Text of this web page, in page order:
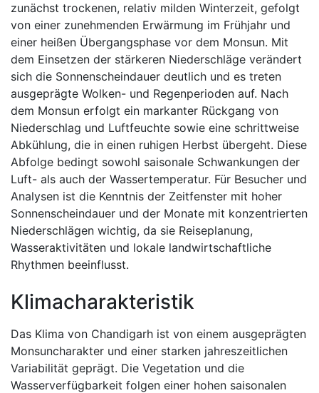
zunächst trockenen, relativ milden Winterzeit, gefolgt
von einer zunehmenden Erwärmung im Frühjahr und
einer heißen Übergangsphase vor dem Monsun. Mit
dem Einsetzen der stärkeren Niederschläge verändert
sich die Sonnenscheindauer deutlich und es treten
ausgeprägte Wolken- und Regenperioden auf. Nach
dem Monsun erfolgt ein markanter Rückgang von
Niederschlag und Luftfeuchte sowie eine schrittweise
Abkühlung, die in einen ruhigen Herbst übergeht. Diese
Abfolge bedingt sowohl saisonale Schwankungen der
Luft- als auch der Wassertemperatur. Für Besucher und
Analysen ist die Kenntnis der Zeitfenster mit hoher
Sonnenscheindauer und der Monate mit konzentrierten
Niederschlägen wichtig, da sie Reiseplanung,
Wasseraktivitäten und lokale landwirtschaftliche
Rhythmen beeinflusst.
Klimacharakteristik
Das Klima von Chandigarh ist von einem ausgeprägten
Monsuncharakter und einer starken jahreszeitlichen
Variabilität geprägt. Die Vegetation und die
Wasserverfügbarkeit folgen einer hohen saisonalen